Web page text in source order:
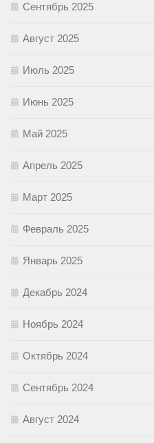
Сентябрь 2025
Август 2025
Июль 2025
Июнь 2025
Май 2025
Апрель 2025
Март 2025
Февраль 2025
Январь 2025
Декабрь 2024
Ноябрь 2024
Октябрь 2024
Сентябрь 2024
Август 2024